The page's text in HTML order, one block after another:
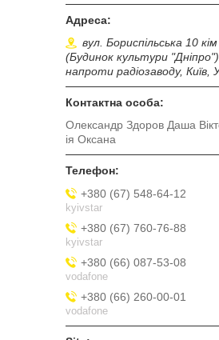
вул. Бориспільська 10
(Будинок культури "Дніпро")
напроти радіозаводу, Київ,
Олександр Здоров Даша
ія Оксана
+380 (67) 548-64-12
kyivstar
+380 (67) 760-76-88
kyivstar
+380 (66) 087-53-08
vodafone
+380 (66) 260-00-01
vodafone